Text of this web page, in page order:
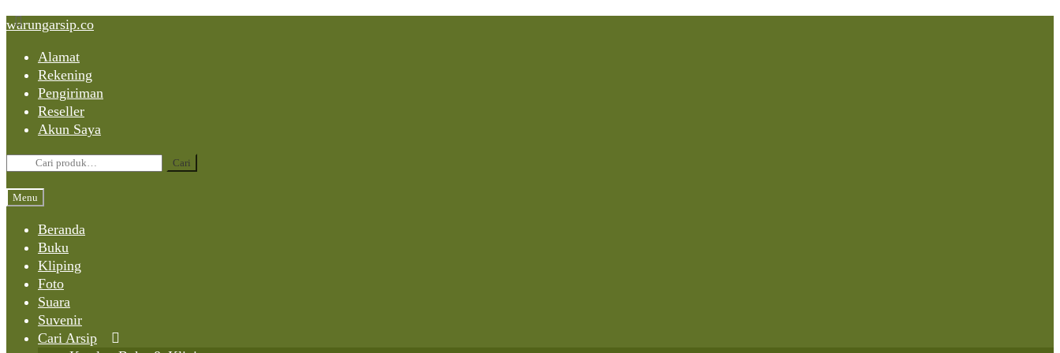
Skip
content
Skip
navigation
Skip
content
warungarsip.co
Alamat
Rekening
Pengiriman
Reseller
Akun Saya
Pencarian
Cari
Menu
Beranda
Buku
Kliping
Foto
Suara
Suvenir
Cari Arsip